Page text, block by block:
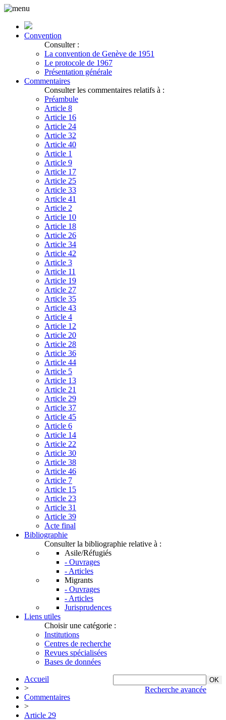
Convention
Consulter :
La convention de Genève de 1951
Le protocole de 1967
Présentation générale
Commentaires
Consulter les commentaires relatifs à :
Préambule
Article 8
Article 16
Article 24
Article 32
Article 40
Article 1
Article 9
Article 17
Article 25
Article 33
Article 41
Article 2
Article 10
Article 18
Article 26
Article 34
Article 42
Article 3
Article 11
Article 19
Article 27
Article 35
Article 43
Article 4
Article 12
Article 20
Article 28
Article 36
Article 44
Article 5
Article 13
Article 21
Article 29
Article 37
Article 45
Article 6
Article 14
Article 22
Article 30
Article 38
Article 46
Article 7
Article 15
Article 23
Article 31
Article 39
Acte final
Bibliographie
Consulter la bibliographie relative à :
Asile/Réfugiés
- Ouvrages
- Articles
Migrants
- Ouvrages
- Articles
Jurisprudences
Liens utiles
Choisir une catégorie :
Institutions
Centres de recherche
Revues spécialisées
Bases de données
Recherche avancée
Accueil
>
Commentaires
>
Article 29